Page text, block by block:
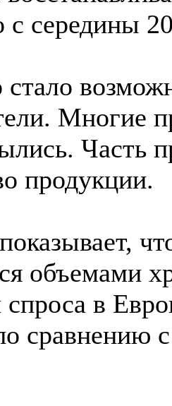
с середины
Многие
Часть
продукции.
объемами
в
сравнению